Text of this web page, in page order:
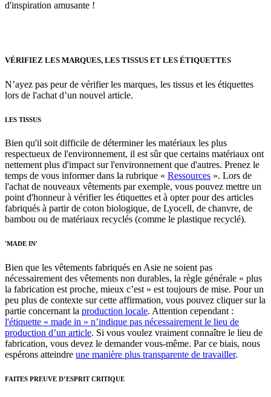
d'inspiration amusante !
VÉRIFIEZ LES MARQUES, LES TISSUS ET LES ÉTIQUETTES
N’ayez pas peur de vérifier les marques, les tissus et les étiquettes
lors de l'achat d’un nouvel article.
LES TISSUS
Bien qu'il soit difficile de déterminer les matériaux les plus
respectueux de l'environnement, il est sûr que certains matériaux ont
nettement plus d'impact sur l'environnement que d'autres. Prenez le
temps de vous informer dans la rubrique « Ressources ». Lors de
l'achat de nouveaux vêtements par exemple, vous pouvez mettre un
point d'honneur à vérifier les étiquettes et à opter pour des articles
fabriqués à partir de coton biologique, de Lyocell, de chanvre, de
bambou ou de matériaux recyclés (comme le plastique recyclé).
'MADE IN'
Bien que les vêtements fabriqués en Asie ne soient pas
nécessairement des vêtements non durables, la règle générale « plus
la fabrication est proche, mieux c’est » est toujours de mise. Pour un
peu plus de contexte sur cette affirmation, vous pouvez cliquer sur la
partie concernant la production locale. Attention cependant :
l'étiquette « made in » n’indique pas nécessairement le lieu de
production d’un article. Si vous voulez vraiment connaître le lieu de
fabrication, vous devez le demander vous-même. Par ce biais, nous
espérons atteindre une manière plus transparente de travailler.
FAITES PREUVE D’ESPRIT CRITIQUE